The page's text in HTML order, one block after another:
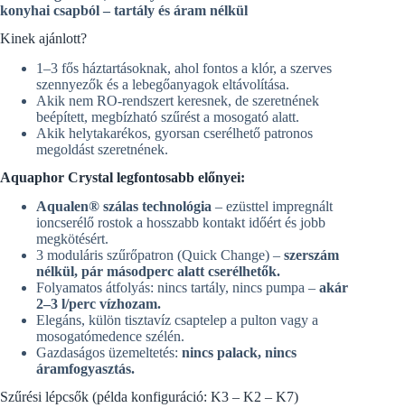
:konyhai csapból – tartály és áram nélkül
Kinek ajánlott?
1–3 fős háztartásoknak, ahol fontos a klór, a szerves
szennyezők és a lebegőanyagok eltávolítása.
Akik nem RO‑rendszert keresnek, de szeretnének
beépített, megbízható szűrést a mosogató alatt.
Akik helytakarékos, gyorsan cserélhető patronos
megoldást szeretnének.
Aquaphor Crystal legfontosabb előnyei:
Aqualen® szálas technológia – ezüsttel impregnált
ioncserélő rostok a hosszabb kontakt időért és jobb
megkötésért.
3 moduláris szűrőpatron (Quick Change) – szerszám
nélkül, pár másodperc alatt cserélhetők.
Folyamatos átfolyás: nincs tartály, nincs pumpa – akár
2–3 l/perc vízhozam.
Elegáns, külön tisztavíz csaptelep a pulton vagy a
mosogatómedence szélén.
Gazdaságos üzemeltetés: nincs palack, nincs
áramfogyasztás.
Szűrési lépcsők (példa konfiguráció: K3 – K2 – K7)